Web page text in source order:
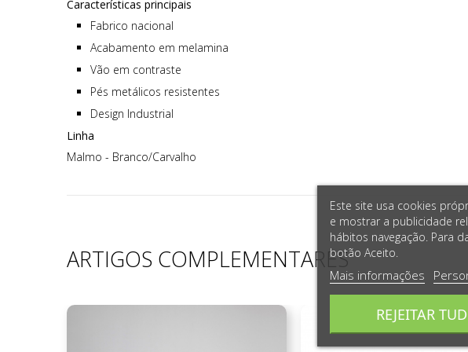
Características principais
Fabrico nacional
Acabamento em melamina
Vão em contraste
Pés metálicos resistentes
Design Industrial
Linha
Malmo - Branco/Carvalho
ARTIGOS COMPLEMENTARES
Este site usa cookies
e mostrar a publicidade
hábitos navegação. Para
botão Aceito.
Mais informações
REJEITAR